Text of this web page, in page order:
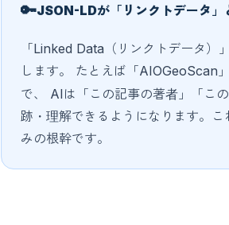
🔑JSON-LDが「リンクトデータ」
「Linked Data（リンクトデータ
します。 たとえば「AIOGeoScan
で、 AIは「この記事の著者」「こ
跡・理解できるようになります。
みの根幹です。